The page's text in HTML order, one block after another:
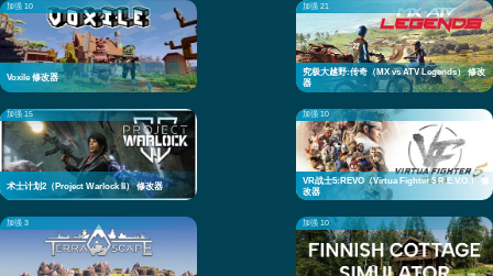
加强 10
Voxile 修改器
加强 21
究极大越野:传奇（MX vs ATV Legends） 修改
器
加强 15
术士计划2（Project Warlock II） 修改器
加强 10
VR战士5:REVO（Virtua Fighter 5 R.E.V.O.） 修
改器
加强 3 加强 10